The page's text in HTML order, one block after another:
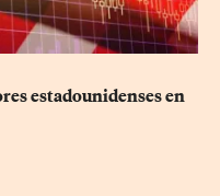
estadounidenses en